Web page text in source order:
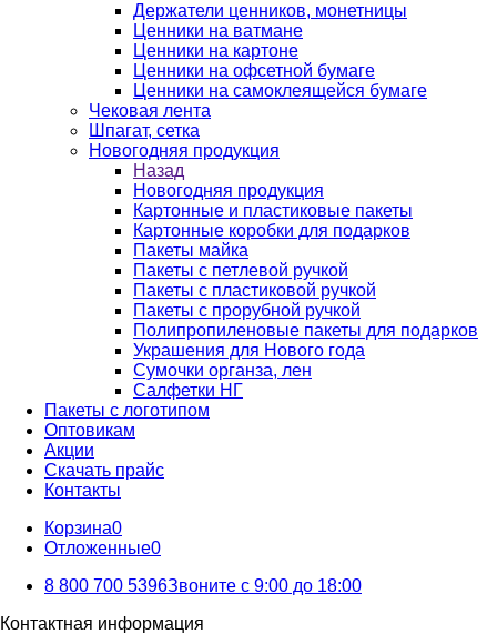
Держатели ценников, монетницы
Ценники на ватмане
Ценники на картоне
Ценники на офсетной бумаге
Ценники на самоклеящейся бумаге
Чековая лента
Шпагат, сетка
Новогодняя продукция
Назад
Новогодняя продукция
Картонные и пластиковые пакеты
Картонные коробки для подарков
Пакеты майка
Пакеты с петлевой ручкой
Пакеты с пластиковой ручкой
Пакеты с прорубной ручкой
Полипропиленовые пакеты для подарков
Украшения для Нового года
Сумочки органза, лен
Салфетки НГ
Пакеты с логотипом
Оптовикам
Акции
Скачать прайс
Контакты
Корзина0
Отложенные0
8 800 700 5396Звоните с 9:00 до 18:00
Контактная информация